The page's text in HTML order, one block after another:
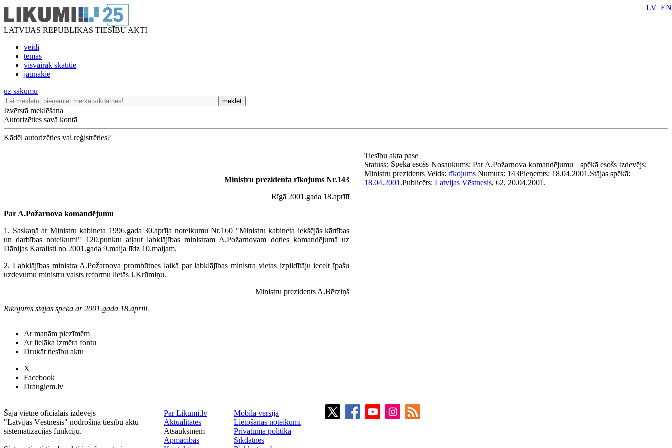
LATVIJAS REPUBLIKAS TIESĪBU AKTI
veidi
tēmas
visvairāk skatītie
jaunākie
LV EN
uz sākumu
meklēt
Izvērstā meklēšana
Autorizēties savā kontā
Kādēļ autorizēties vai reģistrēties?
Ministru prezidenta rīkojums Nr.143
Rīgā 2001.gada 18.aprīlī
Par A.Požarnova komandējumu
1. Saskaņā ar Ministru kabineta 1996.gada 30.aprīļa noteikumu Nr.160 "Ministru kabineta iekšējās kārtības
un darbības noteikumi" 120.punktu atļaut labklājības ministram A.Požarnovam doties komandējumā uz
Dānijas Karalisti no 2001.gada 9.maija līdz 10.maijam.
2. Labklājības ministra A.Požarnova prombūtnes laikā par labklājības ministra vietas izpildītāju iecelt īpašu
uzdevumu ministru valsts reformu lietās J.Krūmiņu.
Ministru prezidents A.Bērziņš
Rīkojums stājas spēkā ar 2001.gada 18.aprīli.
Tiesību akta pase
Nosaukums: Par A.Požarnova komandējumu
Statuss: Spēkā esošs spēkā esošs Izdevējs:
Ministru prezidents Veids: rīkojums Numurs: 143Pieņemts: 18.04.2001.Stājas spēkā:
18.04.2001.Publicēts: Latvijas Vēstnesis, 62, 20.04.2001.
Ar manām piezīmēm
Ar lielāka izmēra fontu
Drukāt tiesību aktu
X
Facebook
Draugiem.lv
Šajā vietnē oficiālais izdevējs
"Latvijas Vēstnesis" nodrošina tiesību aktu
sistematizācijas funkciju.
Par Likumi.lv
Aktualitātes
Atsauksmēm
Apmācības
Mobilā versija
Lietošanas noteikumi
Privātuma politika
Sīkdatnes